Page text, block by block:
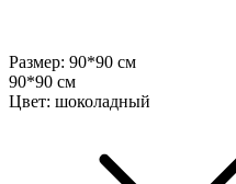
Размер: 90*90 см
90*90 см
Цвет: шоколадный